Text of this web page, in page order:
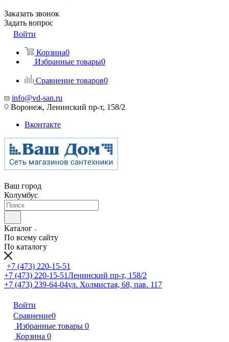
Заказать звонок
Задать вопрос
Войти
Корзина0
Избранные товары0
Сравнение товаров0
info@vd-san.ru
Воронеж, Ленинский пр-т, 158/2
Вконтакте
Ваш город
Колумбус
Каталог
По всему сайту
По каталогу
+7 (473) 220-15-51
+7 (473) 220-15-51Ленинский пр-т, 158/2
+7 (473) 239-64-04ул. Холмистая, 68, пав. 117
Войти
Сравнение0
Избранные товары 0
Корзина 0